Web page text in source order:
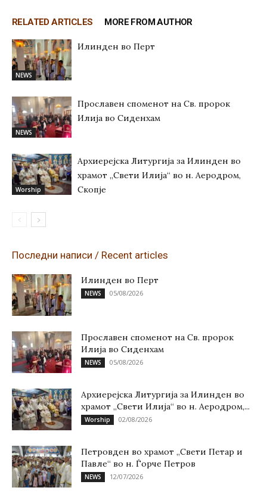
RELATED ARTICLES MORE FROM AUTHOR
NEWS
Илинден во Перт
NEWS
Прославен споменот на Св. пророк
Илија во Сиденхам
Worship
Архиерејска Литургија за Илинден во
храмот „Свети Илија“ во н. Аеродром,
Скопје
Последни написи / Recent articles
Илинден во Перт
NEWS 05/08/2026
Прославен споменот на Св. пророк
Илија во Сиденхам
NEWS 05/08/2026
Архиерејска Литургија за Илинден во
храмот „Свети Илија“ во н. Аеродром,...
Worship 02/08/2026
Петровден во храмот „Свети Петар и
Павле“ во н. Ѓорче Петров
NEWS 12/07/2026